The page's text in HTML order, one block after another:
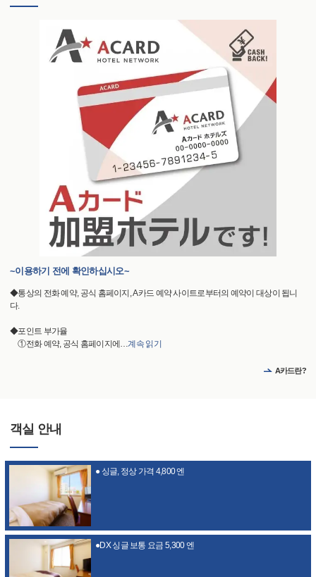
~이용하기 전에 확인하십시오~
◆통상의 전화 예약, 공식 홈페이지, A카드 예약 사이트로부터의 예약이 대상이 됩니
다.
◆포인트 부가율
①전화 예약, 공식 홈페이지에 …계속 읽기
A카드란?
객실 안내
● 싱글, 정상 가격 4,800 엔
●DX 싱글 보통 요금 5,300 엔